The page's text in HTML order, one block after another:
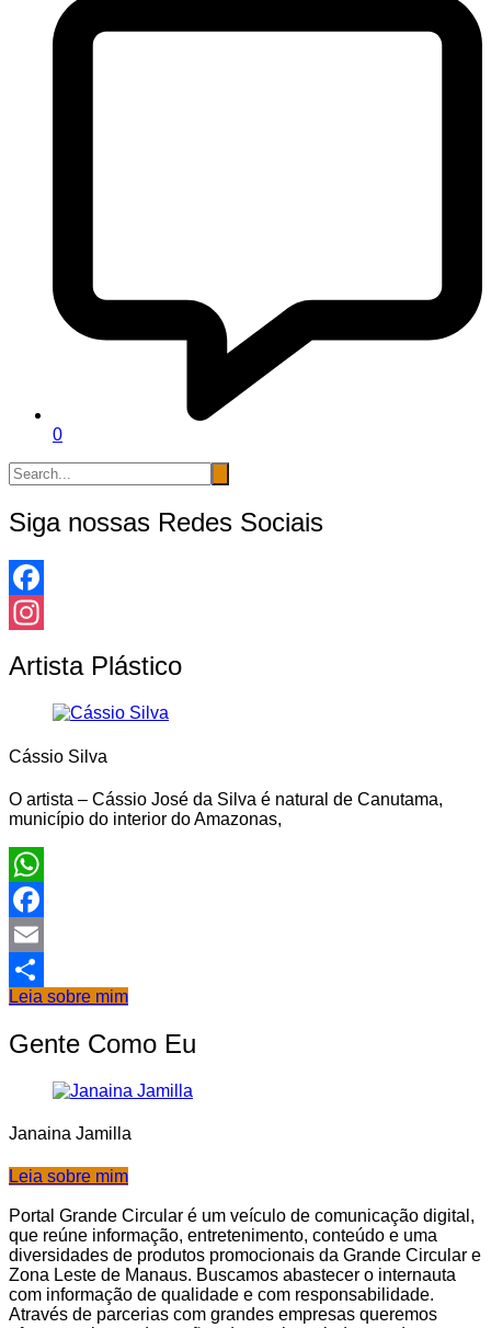
0
Siga nossas Redes Sociais
Facebook
Artista Plástico
Cássio Silva
O artista – Cássio José da Silva é natural de Canutama,
município do interior do Amazonas,
WhatsApp
Facebook
Email
Share
Leia sobre mim
Gente Como Eu
Janaina Jamilla
Leia sobre mim
Portal Grande Circular é um veículo de comunicação digital,
que reúne informação, entretenimento, conteúdo e uma
diversidades de produtos promocionais da Grande Circular e
Zona Leste de Manaus. Buscamos abastecer o internauta
com informação de qualidade e com responsabilidade.
Através de parcerias com grandes empresas queremos